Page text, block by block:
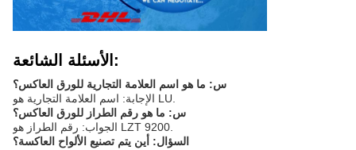
الأسئلة الشائعة:
س: ما هو اسم العلامة التجارية للورق العاكس؟
الإجابة: اسم العلامة التجارية هو LU.
س: ما هو رقم الطراز للورق العاكس؟
الجواب: رقم الطراز هو LZT 9200.
السؤال: أين يتم تصنيع الألواح العاكسة؟